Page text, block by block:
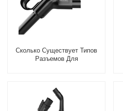
Сколько Существует Типов
Разъемов Для